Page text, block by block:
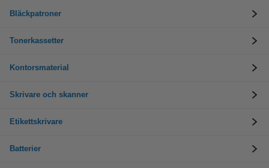
Bläckpatroner
Tonerkassetter
Kontorsmaterial
Skrivare och skanner
Etikettskrivare
Batterier